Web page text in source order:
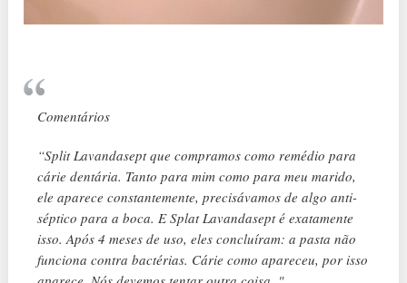
Comentários
“Split Lavandasept que compramos como remédio para
cárie dentária. Tanto para mim como para meu marido,
ele aparece constantemente, precisávamos de algo anti-
séptico para a boca. E Splat Lavandasept é exatamente
isso. Após 4 meses de uso, eles concluíram: a pasta não
funciona contra bactérias. Cárie como apareceu, por isso